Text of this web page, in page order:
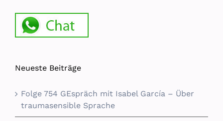
Neueste Beiträge
Folge 754 GEspräch mit Isabel García – Über
traumasensible Sprache